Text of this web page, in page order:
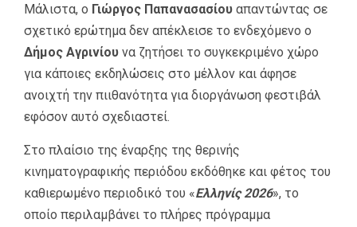
Μάλιστα, ο Γιώργος Παπανασασίου απαντώντας σε
σχετικό ερώτημα δεν απέκλεισε το ενδεχόμενο ο
Δήμος Αγρινίου να ζητήσει το συγκεκριμένο χώρο
για κάποιες εκδηλώσεις στο μέλλον και άφησε
ανοιχτή την πιιθανότητα για διοργάνωση φεστιβάλ
εφόσον αυτό σχεδιαστεί.
Στο πλαίσιο της έναρξης της θερινής
κινηματογραφικής περιόδου εκδόθηκε και φέτος του
καθιερωμένο περιοδικό του «Ελληνίς 2026», το
οποίο περιλαμβάνει το πλήρες πρόγραμμα